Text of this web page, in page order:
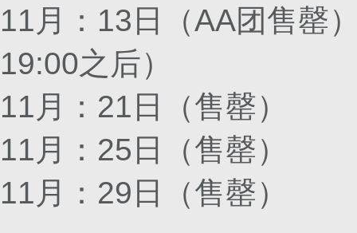
11月：13日（AA团售罄
19:00之后）
11月：21日（售罄）
11月：25日（售罄）
11月：29日（售罄）